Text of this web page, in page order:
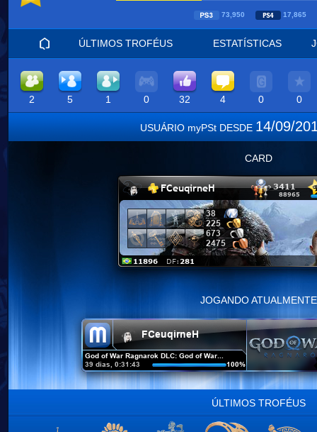
73,950 17,865
ÚLTIMOS TROFÉUS ESTATÍSTICAS
2 5 1 0 32 4 0 0
USUÁRIO myPSt DESDE 14/09/
CARD
JOGANDO ATUALMENTE
ÚLTIMOS TROFÉUS